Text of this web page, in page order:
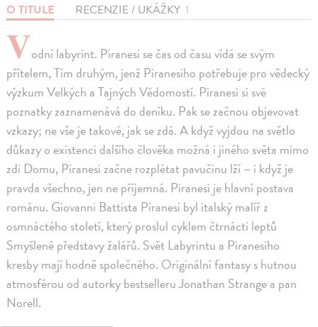
O TITULE RECENZIE / UKÁŽKY 1
Vodní labyrint. Piranesi se čas od času vídá se svým
přítelem, Tím druhým, jenž Piranesiho potřebuje pro vědecký
výzkum Velkých a Tajných Vědomostí. Piranesi si své
poznatky zaznamenává do deníku. Pak se začnou objevovat
vzkazy; ne vše je takové, jak se zdá. A když vyjdou na světlo
důkazy o existenci dalšího člověka možná i jiného světa mimo
zdi Domu, Piranesi začne rozplétat pavučinu lží – i když je
pravda všechno, jen ne příjemná. Piranesi je hlavní postava
románu. Giovanni Battista Piranesi byl italský malíř z
osmnáctého století, který proslul cyklem čtrnácti leptů
Smyšlené představy žalářů. Svět Labyrintu a Piranesiho
kresby mají hodně společného. Originální fantasy s hutnou
atmosférou od autorky bestselleru Jonathan Strange a pan
Norell.